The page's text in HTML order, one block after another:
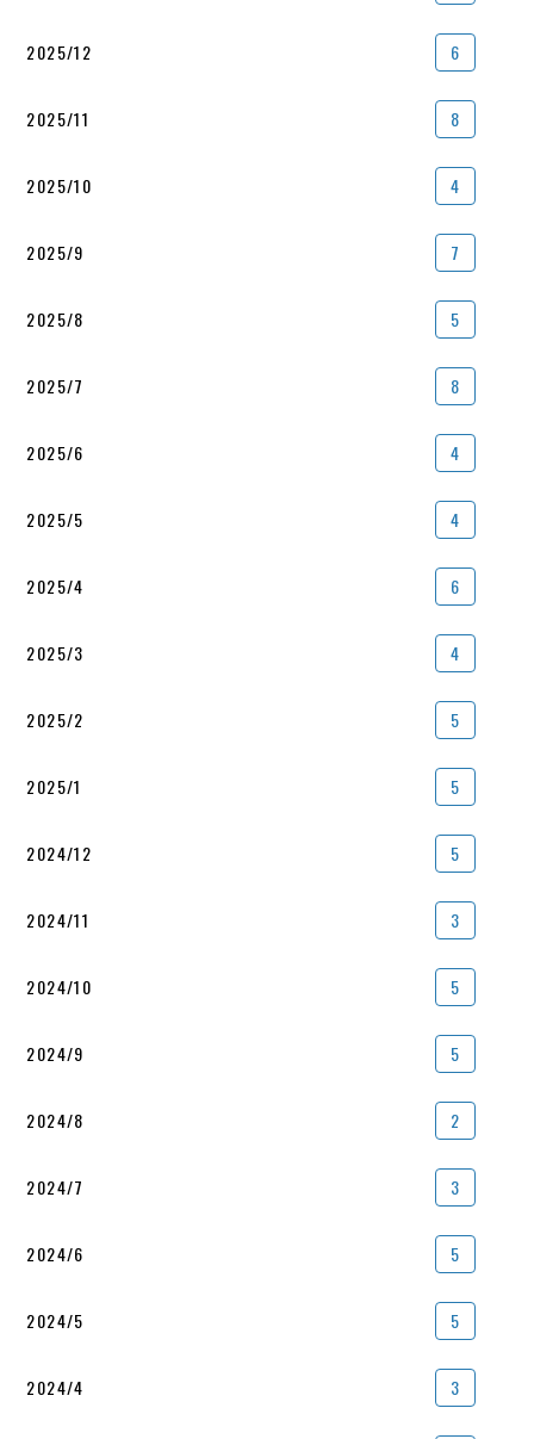
2025/12 6
2025/11 8
2025/10 4
2025/9 7
2025/8 5
2025/7 8
2025/6 4
2025/5 4
2025/4 6
2025/3 4
2025/2 5
2025/1 5
2024/12 5
2024/11 3
2024/10 5
2024/9 5
2024/8 2
2024/7 3
2024/6 5
2024/5 5
2024/4 3